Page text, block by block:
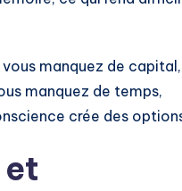
manquez de capital,
manquez de temps,
crée des